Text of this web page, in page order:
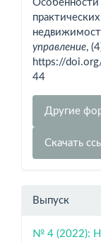
Особенности
управление,
https://
44
Другие
Скачать
Выпуск
№ 4 (2022):